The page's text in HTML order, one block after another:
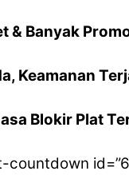
& Banyak
Keamanan
Blokir Plat
countdown